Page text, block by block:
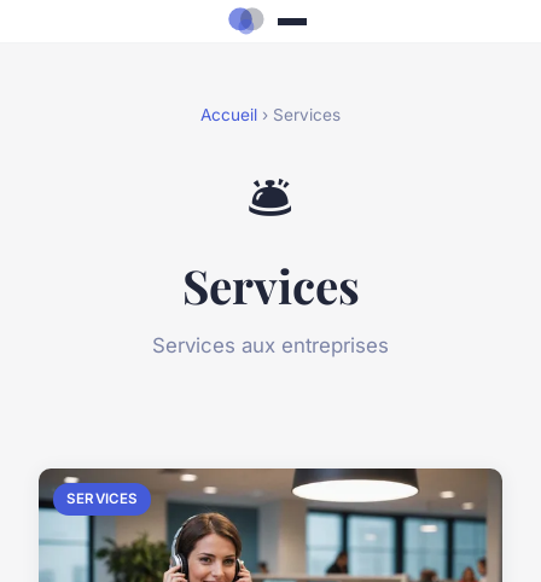
Accueil › Services
🛎️
Services
Services aux entreprises
SERVICES